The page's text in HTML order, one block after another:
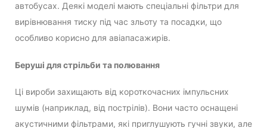
автобусах. Деякі моделі мають спеціальні фільтри для
вирівнювання тиску під час зльоту та посадки, що
особливо корисно для авіапасажирів.
Беруші для стрільби та полювання
Ці вироби захищають від короткочасних імпульсних
шумів (наприклад, від пострілів). Вони часто оснащені
акустичними фільтрами, які приглушують гучні звуки, але